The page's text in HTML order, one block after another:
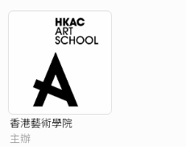
香港藝術學院
主辦